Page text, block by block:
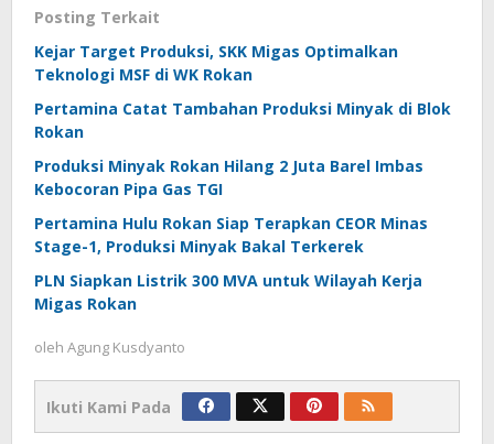
Posting Terkait
Kejar Target Produksi, SKK Migas Optimalkan
Teknologi MSF di WK Rokan
Pertamina Catat Tambahan Produksi Minyak di Blok
Rokan
Produksi Minyak Rokan Hilang 2 Juta Barel Imbas
Kebocoran Pipa Gas TGI
Pertamina Hulu Rokan Siap Terapkan CEOR Minas
Stage-1, Produksi Minyak Bakal Terkerek
PLN Siapkan Listrik 300 MVA untuk Wilayah Kerja
Migas Rokan
oleh Agung Kusdyanto
Ikuti Kami Pada